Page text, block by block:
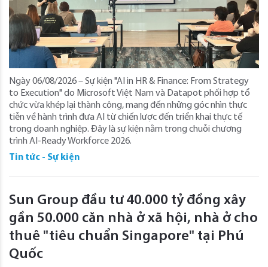
Ngày 06/08/2026 – Sự kiện "AI in HR & Finance: From Strategy
to Execution" do Microsoft Việt Nam và Datapot phối hợp tổ
chức vừa khép lại thành công, mang đến những góc nhìn thực
tiễn về hành trình đưa AI từ chiến lược đến triển khai thực tế
trong doanh nghiệp. Đây là sự kiện nằm trong chuỗi chương
trình AI-Ready Workforce 2026.
Tin tức - Sự kiện
Sun Group đầu tư 40.000 tỷ đồng xây
gần 50.000 căn nhà ở xã hội, nhà ở cho
thuê "tiêu chuẩn Singapore" tại Phú
Quốc